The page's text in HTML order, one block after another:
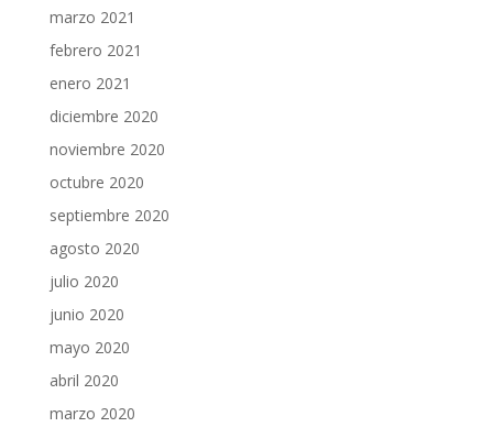
marzo 2021
febrero 2021
enero 2021
diciembre 2020
noviembre 2020
octubre 2020
septiembre 2020
agosto 2020
julio 2020
junio 2020
mayo 2020
abril 2020
marzo 2020